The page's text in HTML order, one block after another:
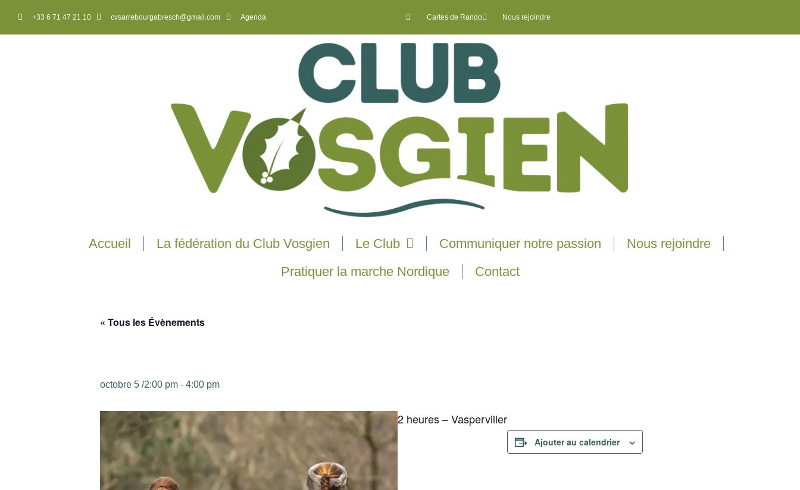
+33 6 71 47 21 10 cvsarrebourgabresch@gmail.com Agenda Cartes de Rando Nous rejoindre
Accueil La fédération du Club Vosgien Le Club Communiquer notre passion
Nous rejoindre
Pratiquer la marche Nordique
Contact
« Tous les Évènements
octobre 5 /2:00 pm - 4:00 pm
2 heures – Vasperviller
Ajouter au calendrier